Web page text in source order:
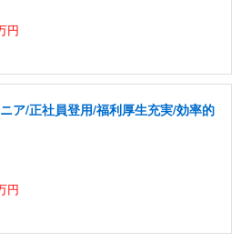
円
ア/正社員登用/福利厚生充実/効率的
円